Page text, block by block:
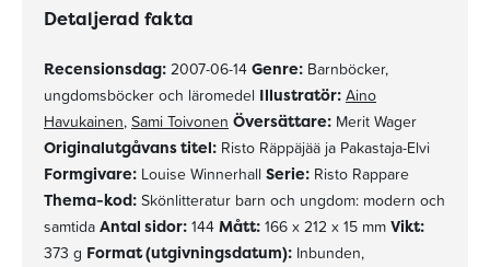
Detaljerad fakta
Recensionsdag: 2007-06-14 Genre: Barnböcker,
ungdomsböcker och läromedel Illustratör: Aino
Havukainen, Sami Toivonen Översättare: Merit Wager
Originalutgåvans titel: Risto Räppäjää ja Pakastaja-Elvi
Formgivare: Louise Winnerhall Serie: Risto Rappare
Thema-kod: Skönlitteratur barn och ungdom: modern och
samtida Antal sidor: 144 Mått: 166 x 212 x 15 mm Vikt:
373 g Format (utgivningsdatum): Inbunden,